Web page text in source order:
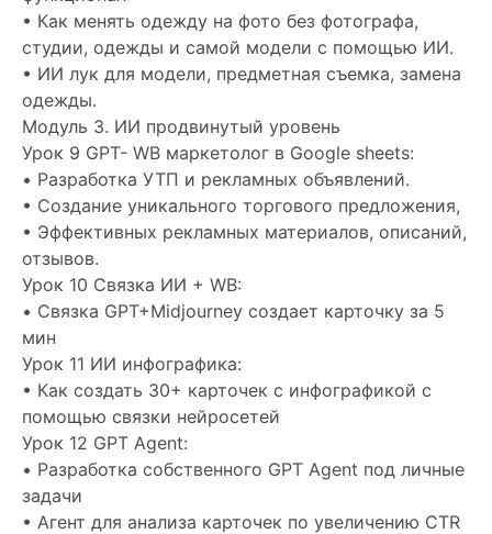
• Как менять одежду на фото без фотографа,
cтудии, одежды и самой модели с помощью ИИ.
• ИИ лук для модели, предметная съемка, замена
одежды.
Модуль 3. ИИ продвинутый уровень
Урок 9 GPT- WB маркетолог в Google sheets:
• Разработка УТП и рекламных объявлений.
• Создание уникального торгового предложения,
• Эффективных рекламных материалов, описаний,
отзывов.
Урок 10 Связка ИИ + WB:
• Связка GPT+Midjourney создает карточку за 5
мин
Урок 11 ИИ инфографика:
• Как создать 30+ карточек с инфографикой с
помощью связки нейросетей
Урок 12 GPT Agent:
• Разработка собственного GPT Agent под личные
задачи
• Агент для анализа карточек по увеличению CTR